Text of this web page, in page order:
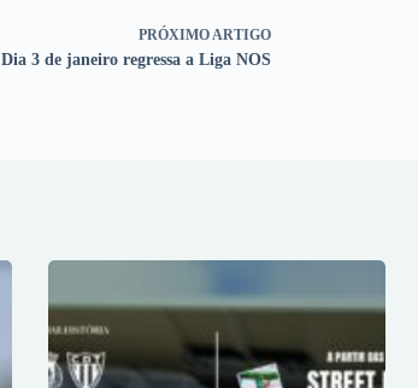
PRÓXIMO ARTIGO
Dia 3 de janeiro regressa a Liga NOS